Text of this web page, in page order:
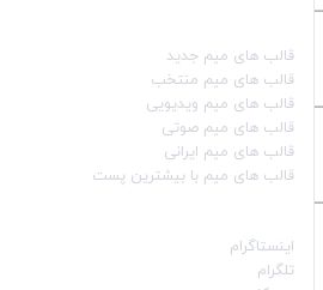
قالب‌ های میم جدید
قالب‌ های میم منتخب
قالب‌ های میم ویدیویی
قالب‌ های میم صوتی
قالب‌ های میم ایرانی
قالب‌ های میم با بیشترین پست
اینستاگرام
تلگرام